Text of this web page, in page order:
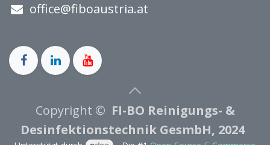
office@fiboaustria.at
Copyright © FI-BO Reinigungs- &
Desinfektionstechnik GesmbH, 2024